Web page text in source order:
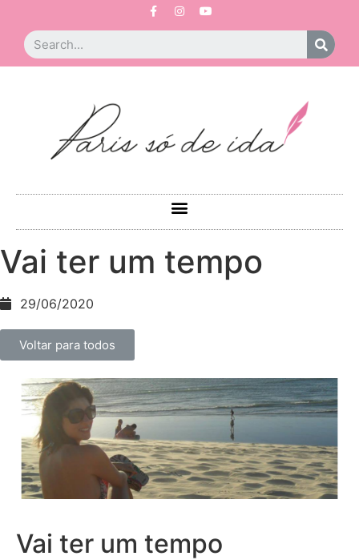
Vai ter um tempo
29/06/2020
Voltar para todos
Vai ter um tempo